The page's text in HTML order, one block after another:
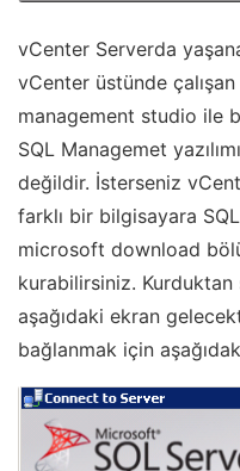
vCenter Serverda
vCenter üstünde
management studio ile
SQL Managemet
değildir. İsterseniz
farklı bir bilgisayara
microsoft download
kurabilirsiniz. Kurduktan
aşağıdaki ekran
bağlanmak için